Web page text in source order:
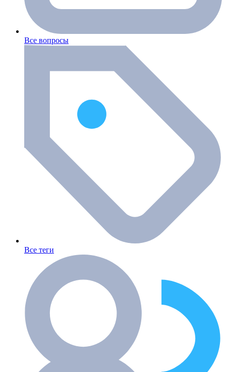
Все вопросы
Все теги